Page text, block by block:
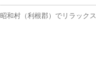
昭和村（利根郡）でリラックス